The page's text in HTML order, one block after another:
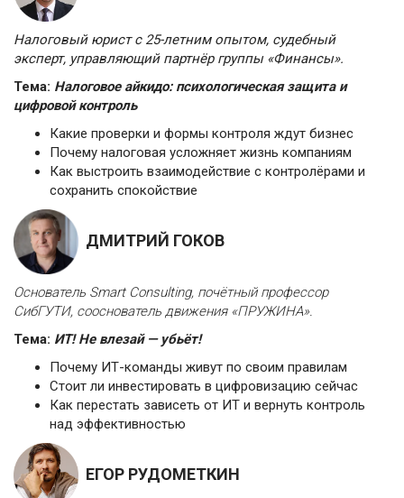
Налоговый юрист с 25-летним опытом, судебный
эксперт, управляющий партнёр группы «Финансы».
Тема: Налоговое айкидо: психологическая защита и
цифровой контроль
Какие проверки и формы контроля ждут бизнес
Почему налоговая усложняет жизнь компаниям
Как выстроить взаимодействие с контролёрами и
сохранить спокойствие
ДМИТРИЙ ГОКОВ
Основатель Smart Consulting, почётный профессор
СибГУТИ, сооснователь движения «ПРУЖИНА».
Тема: ИТ! Не влезай — убьёт!
Почему ИТ-команды живут по своим правилам
Стоит ли инвестировать в цифровизацию сейчас
Как перестать зависеть от ИТ и вернуть контроль
над эффективностью
ЕГОР РУДОМЕТКИН